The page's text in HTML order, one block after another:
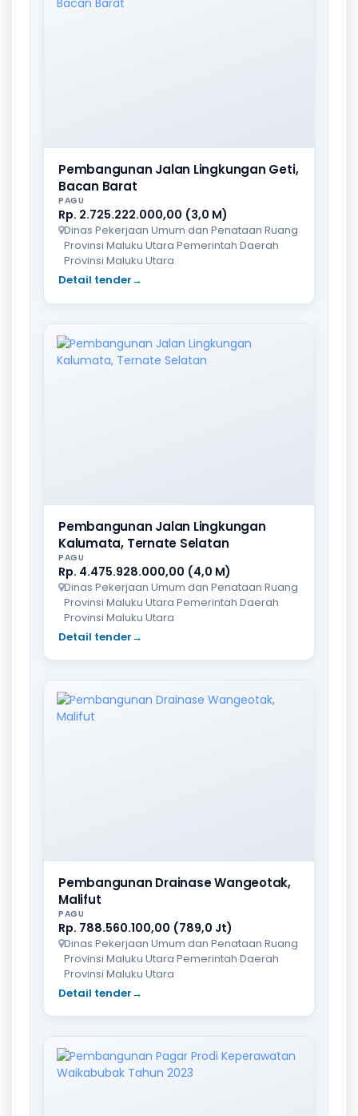
Pembangunan Jalan Lingkungan Geti,
Bacan Barat
PAGU
Rp. 2.725.222.000,00 (3,0 M)
Dinas Pekerjaan Umum dan Penataan Ruang
Provinsi Maluku Utara Pemerintah Daerah
Provinsi Maluku Utara
Detail tender→
Pembangunan Jalan Lingkungan
Kalumata, Ternate Selatan
PAGU
Rp. 4.475.928.000,00 (4,0 M)
Dinas Pekerjaan Umum dan Penataan Ruang
Provinsi Maluku Utara Pemerintah Daerah
Provinsi Maluku Utara
Detail tender→
Pembangunan Drainase Wangeotak,
Malifut
PAGU
Rp. 788.560.100,00 (789,0 Jt)
Dinas Pekerjaan Umum dan Penataan Ruang
Provinsi Maluku Utara Pemerintah Daerah
Provinsi Maluku Utara
Detail tender→